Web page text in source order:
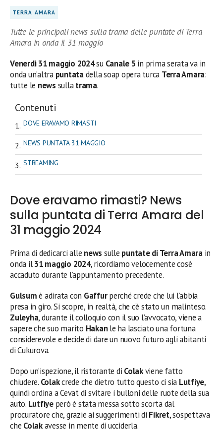
TERRA AMARA
Tutte le principali news sulla trama delle puntate di Terra
Amara in onda il 31 maggio
Venerdì 31 maggio 2024su Canale 5 in prima seratava in
onda un’altra puntatadella soap opera turca Terra Amara:
tutte le news sullatrama.
Contenuti
DOVE ERAVAMO RIMASTI
NEWS PUNTATA 31 MAGGIO
STREAMING
Dove eravamo rimasti? News
sulla puntata di Terra Amara del
31 maggio 2024
Prima di dedicarci alle news sulle puntate di Terra Amarain
onda il31 maggio 2024, ricordiamo velocemente cos’è
accaduto durante l’appuntamento precedente.
Gulsumè adirata con Gaffurperché crede che lui l’abbia
presa in giro. Si scopre, in realtà, che c’è stato un malinteso.
Zuleyha, durante il colloquio con il suo l’avvocato, viene a
sapere che suo marito Hakanle ha lasciato una fortuna
considerevole e decide di dare un nuovo futuro agli abitanti
di Cukurova.
Dopo un’ispezione, il ristorante di Colakviene fatto
chiudere. Colakcrede che dietro tutto questo ci sia Lutfiye,
quindi ordina a Cevat di svitare i bulloni delle ruote della sua
auto. Lutfiyeperò è stata messa sotto scorta dal
procuratore che, grazie ai suggerimenti di Fikret, sospettava
che Colakavesse in mente di ucciderla.